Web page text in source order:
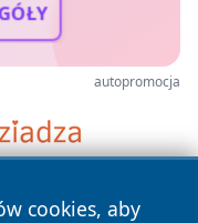
autopromocja
cookies, aby